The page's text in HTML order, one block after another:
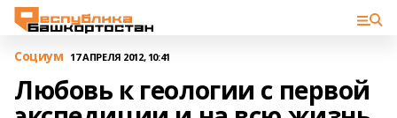
Cоциум 17 АПРЕЛЯ 2012, 10:41
Любовь к геологии с первой